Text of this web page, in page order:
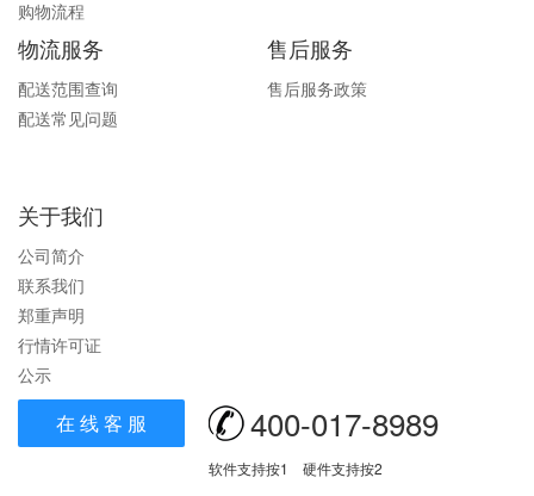
购物流程
物流服务
配送范围查询
配送常见问题
售后服务
售后服务政策
关于我们
公司简介
联系我们
郑重声明
行情许可证
公示
在 线 客 服 400-017-8989
软件支持按1 硬件支持按2